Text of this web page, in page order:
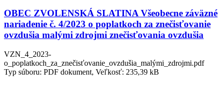
OBEC ZVOLENSKÁ SLATINA Všeobecne záväzné
nariadenie č. 4/2023 o poplatkoch za znečisťovanie
ovzdušia malými zdrojmi znečisťovania ovzdušia
VZN_4_2023-
o_poplatkoch_za_znečisťovanie_ovzdušia_malými_zdrojmi.pdf
Typ súboru: PDF dokument, Veľkosť: 235,39 kB